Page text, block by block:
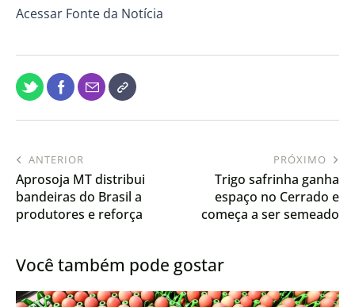
Acessar Fonte da Notícia
ANTERIOR
Aprosoja MT distribui
bandeiras do Brasil a
produtores e reforça
PRÓXIMO
Trigo safrinha ganha
espaço no Cerrado e
começa a ser semeado
Você também pode gostar